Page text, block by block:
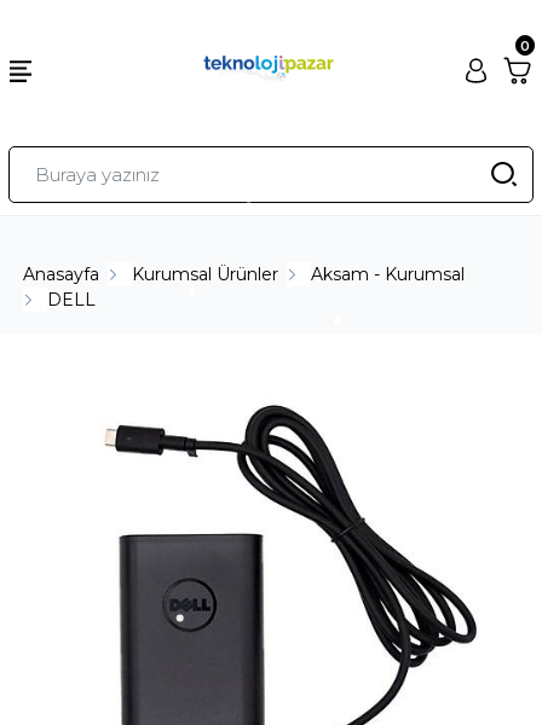
0
Anasayfa Kurumsal Ürünler
Aksam - Kurumsal
DELL